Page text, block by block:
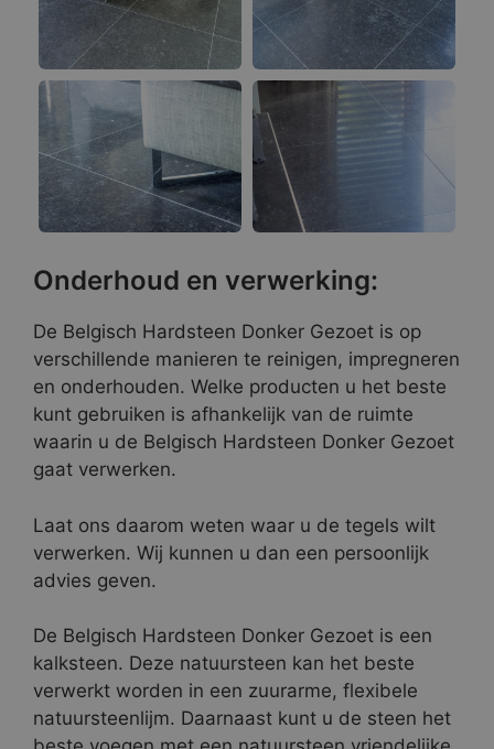
Onderhoud en verwerking:
De Belgisch Hardsteen Donker Gezoet is op
verschillende manieren te reinigen, impregneren
en onderhouden. Welke producten u het beste
kunt gebruiken is afhankelijk van de ruimte
waarin u de Belgisch Hardsteen Donker Gezoet
gaat verwerken.
Laat ons daarom weten waar u de tegels wilt
verwerken. Wij kunnen u dan een persoonlijk
advies geven.
De Belgisch Hardsteen Donker Gezoet is een
kalksteen. Deze natuursteen kan het beste
verwerkt worden in een zuurarme, flexibele
natuursteenlijm. Daarnaast kunt u de steen het